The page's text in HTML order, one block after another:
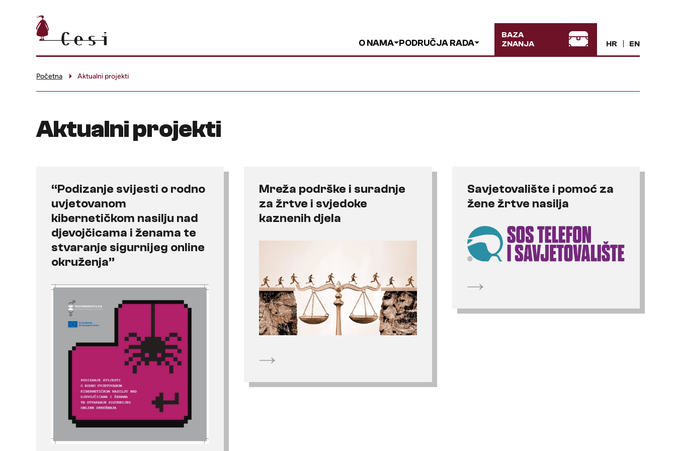
O NAMA PODRUČJA RADA
BAZA
ZNANJA
HR EN
Početna Aktualni projekti
Aktualni projekti
“Podizanje svijesti o rodno
uvjetovanom
kibernetičkom nasilju nad
djevojčicama i ženama te
stvaranje sigurnijeg online
okruženja”
Mreža podrške i suradnje
za žrtve i svjedoke
kaznenih djela
Savjetovalište i pomoć za
žene žrtve nasilja